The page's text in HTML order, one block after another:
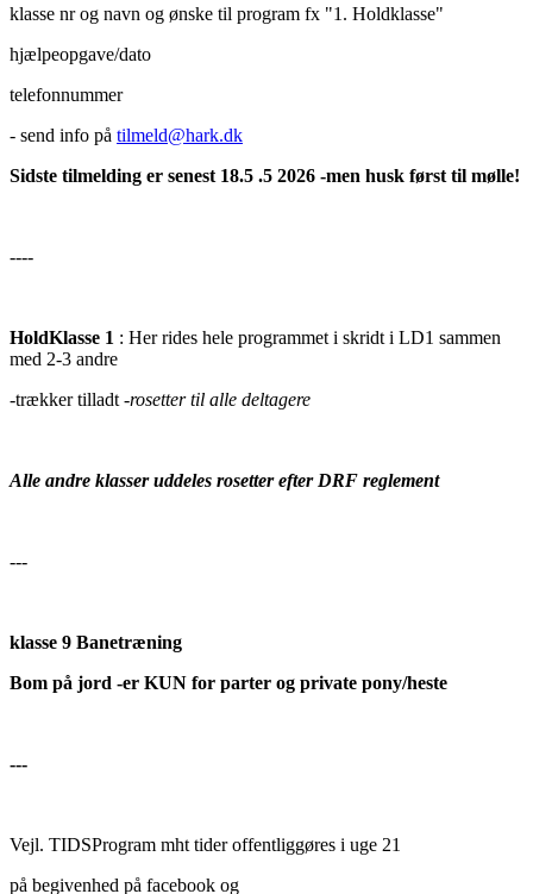
klasse nr og navn og ønske til program fx "1. Holdklasse"
hjælpeopgave/dato
telefonnummer
- send info på tilmeld@hark.dk
Sidste tilmelding er senest 18.5 .5 2026 -men husk først til mølle!
----
HoldKlasse 1 : Her rides hele programmet i skridt i LD1 sammen
med 2-3 andre
-trækker tilladt -rosetter til alle deltagere
Alle andre klasser uddeles rosetter efter DRF reglement
---
klasse 9 Banetræning
Bom på jord -er KUN for parter og private pony/heste
---
Vejl. TIDSProgram mht tider offentliggøres i uge 21
på begivenhed på facebook og